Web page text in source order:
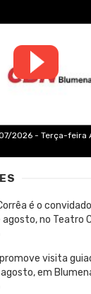
07/2026 - Terça-
é o
no Teatro
visita
em